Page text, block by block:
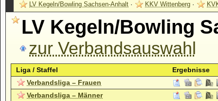
LV Kegeln/Bowling Sachsen-Anhalt · KKV Wittenberg ·
LV Kegeln/Bowling
zur Verbandsauswahl
Liga / Staffel
Ergebnisse
Verbandsliga – Frauen
Verbandsliga – Männer